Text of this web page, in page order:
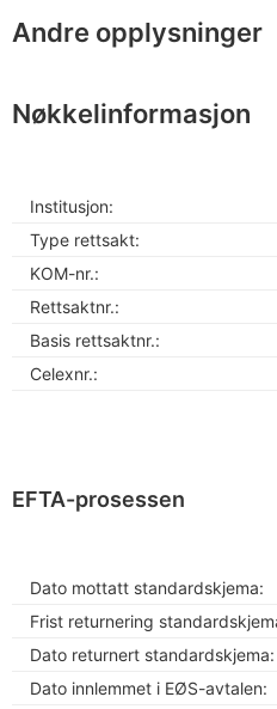
Andre opplysninger
Nøkkelinformasjon
Institusjon:
Type rettsakt:
KOM-nr.:
Rettsaktnr.:
Basis rettsaktnr.:
Celexnr.:
EFTA-prosessen
Dato mottatt standardskjema:
Frist returnering
Dato returnert standardskjema:
Dato innlemmet i EØS-avtalen: